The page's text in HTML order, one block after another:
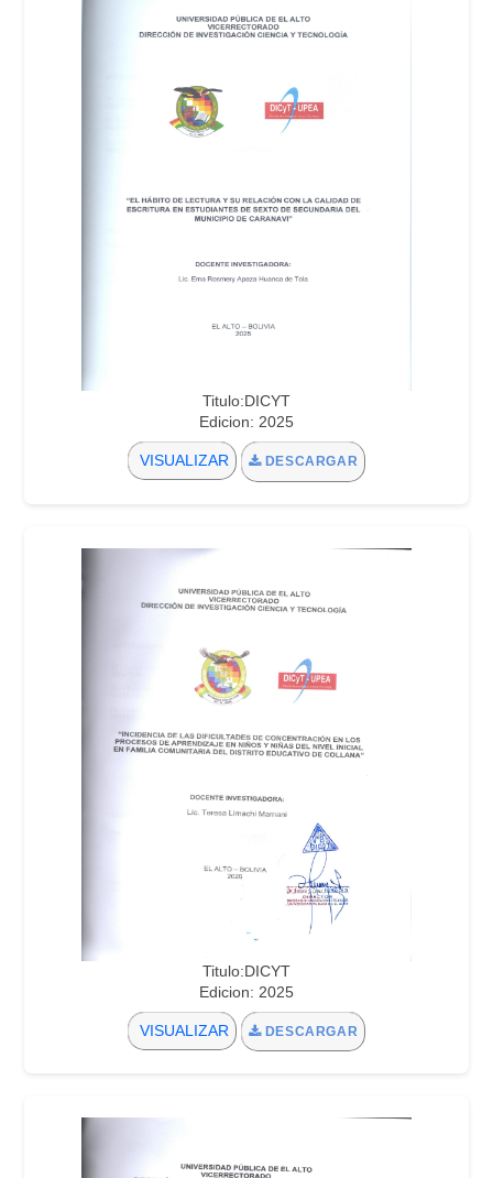
Titulo:DICYT
Edicion: 2025
VISUALIZAR DESCARGAR
Titulo:DICYT
Edicion: 2025
VISUALIZAR DESCARGAR